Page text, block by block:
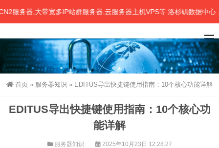
器,大带宽多IP站群服务器,云服务器主机VPS等.洛杉矶数据中心，
首页 » 服务器知识 » EDITUS导出快捷键使用指南：10个核心功能详解
EDITUS导出快捷键使用指南：10个核心功
能详解
服务器知识 2025年10月23日 12:28:27